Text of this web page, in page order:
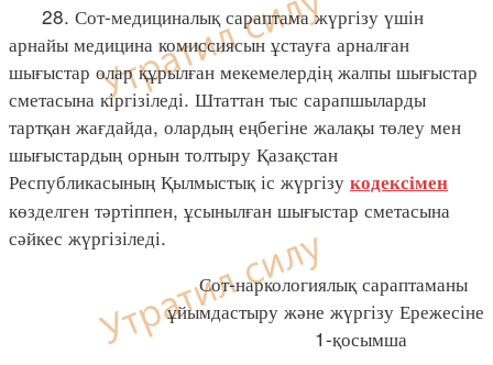
28. Сот-медициналық сараптама жүргізу үшін
арнайы медицина комиссиясын ұстауға арналған
шығыстар олар құрылған мекемелердің жалпы шығыстар
сметасына кіргізіледі. Штаттан тыс сарапшыларды
тартқан жағдайда, олардың еңбегіне жалақы төлеу мен
шығыстардың орнын толтыру Қазақстан
Республикасының Қылмыстық іс жүргізу кодексімен
көзделген тәртіппен, ұсынылған шығыстар сметасына
сәйкес жүргізіледі.
Сот-наркологиялық сараптаманы
ұйымдастыру және жүргізу Ережесіне
1-қосымша